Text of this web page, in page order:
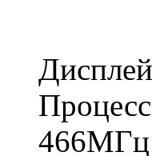
466МГц